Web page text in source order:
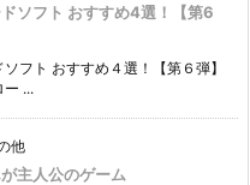
ドソフト おすすめ4選！【第6
フト おすすめ４選！【第６弾】
...
他
主人公のゲーム